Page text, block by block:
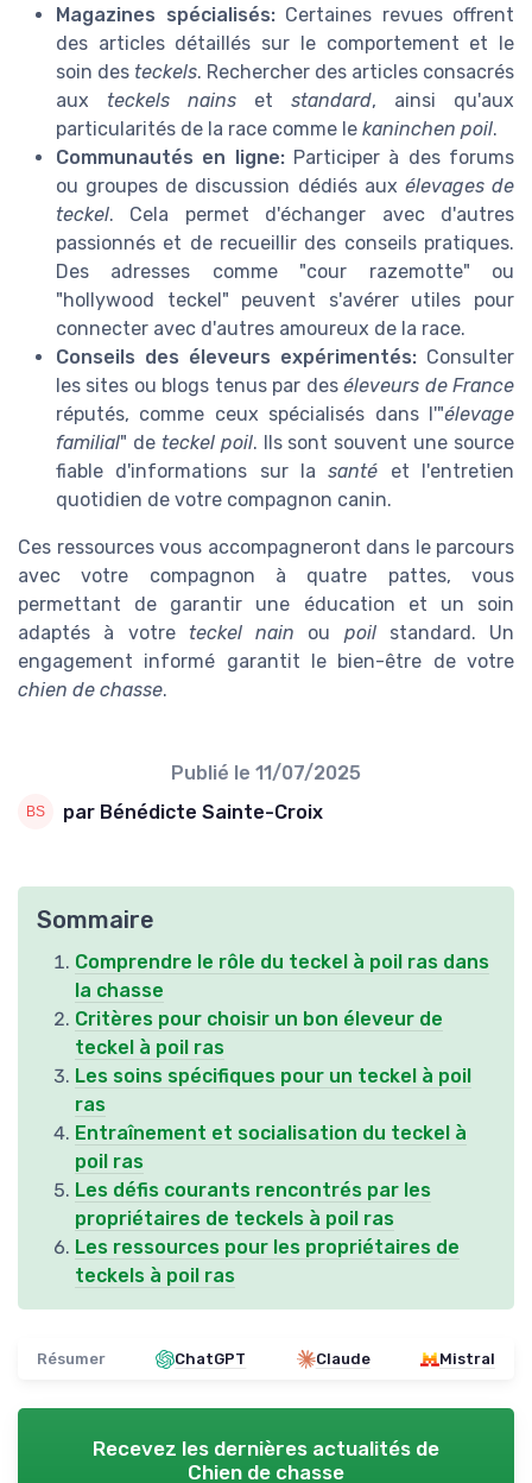
Magazines spécialisés:Certaines revues offrent
des articles détaillés sur le comportement et le
soin des teckels. Rechercher des articles consacrés
aux teckels nains et standard, ainsi qu'aux
particularités de la race comme le kaninchen poil.
Communautés en ligne:Participer à des forums
ou groupes de discussion dédiés aux élevages de
teckel. Cela permet d'échanger avec d'autres
passionnés et de recueillir des conseils pratiques.
Des adresses comme "cour razemotte" ou
"hollywood teckel" peuvent s'avérer utiles pour
connecter avec d'autres amoureux de la race.
Conseils des éleveurs expérimentés: Consulter
les sites ou blogs tenus par deséleveurs de France
réputés, comme ceux spécialisés dans l'"élevage
familial" de teckel poil. Ils sont souvent une source
fiable d'informations sur lasanté et l'entretien
quotidien de votre compagnon canin.
Ces ressources vous accompagneront dans le parcours
avec votre compagnon à quatre pattes, vous
permettant de garantir une éducation et un soin
adaptés à votre teckel nain ou poilstandard. Un
engagement informé garantit le bien-être de votre
chien de chasse.
Publié le 11/07/2025
par Bénédicte Sainte-Croix
Sommaire
Comprendre le rôle du teckel à poil ras dans
la chasse
Critères pour choisir un bon éleveur de
teckel à poil ras
Les soins spécifiques pour un teckel à poil
ras
Entraînement et socialisation du teckel à
poil ras
Les défis courants rencontrés par les
propriétaires de teckels à poil ras
Les ressources pour les propriétaires de
teckels à poil ras
Résumer ChatGPT Claude Mistral
Recevez les dernières actualités de
Chien de chasse